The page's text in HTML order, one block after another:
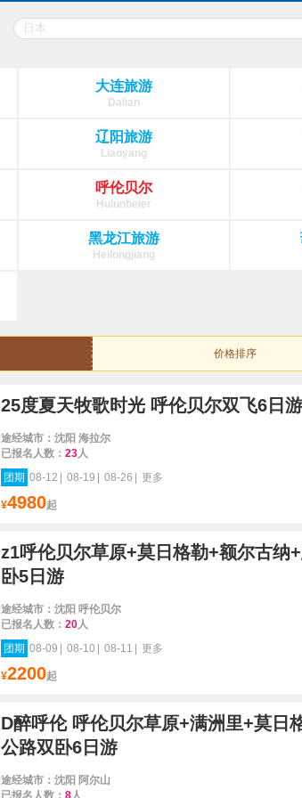
大连旅游
Dalian
辽阳旅游
Liaoyang
呼伦贝尔
Hulunbeier
黑龙江旅游
Heilongjiang
价格排序
25度夏天牧歌时光 呼伦贝尔双飞6日游
途经城市：沈阳 海拉尔
已报名人数：23人
团期 08-12 08-19 08-26 更多
¥4980起
z1呼伦贝尔草原+莫日格勒+额尔古纳
卧5日游
途经城市：沈阳 呼伦贝尔
已报名人数：20人
团期 08-09 08-10 08-11 更多
¥2200起
D醉呼伦 呼伦贝尔草原+满洲里+莫日
公路双卧6日游
途经城市：沈阳 阿尔山
已报名人数：8 人